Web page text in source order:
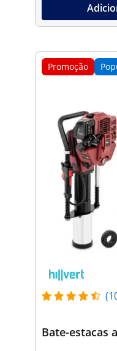
Promoção
Bate-estacas